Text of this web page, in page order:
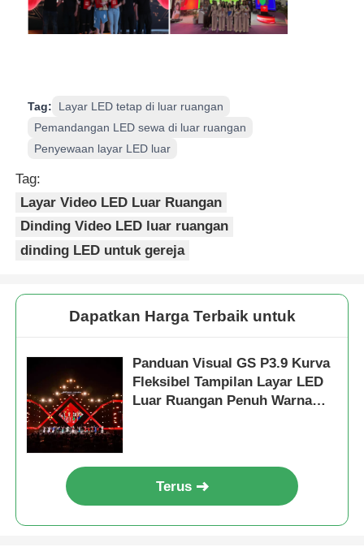
Tag:
Layar LED tetap di luar ruangan
Pemandangan LED sewa di luar ruangan
Penyewaan layar LED luar
Tag:
Layar Video LED Luar Ruangan
Dinding Video LED luar ruangan
dinding LED untuk gereja
Dapatkan Harga Terbaik untuk
Panduan Visual GS P3.9 Kurva
Fleksibel Tampilan Layar LED
Luar Ruangan Penuh Warna
Terus